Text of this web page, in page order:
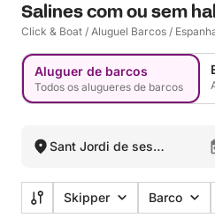
Salines com ou sem
Click & Boat / Aluguel Barcos /
Aluguer de barcos
Todos os alugueres de barcos
Sant Jordi de ses
Skipper Barco